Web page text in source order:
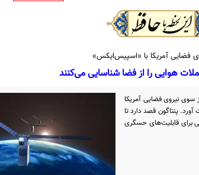
فضایی آمریکا با «اسپیس‌ایکس»
هوایی را از فضا شناسایی می‌کنند
۴.۱۶ میلیارد دلار را از سوی نیروی فضایی آمریکا
پنتاگون قصد دارد تا
برای قابلیت‌های حسگری